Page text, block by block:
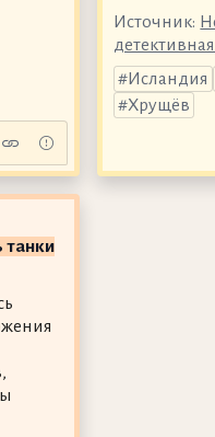
Источник:
Исландия
Хрущёв
танки